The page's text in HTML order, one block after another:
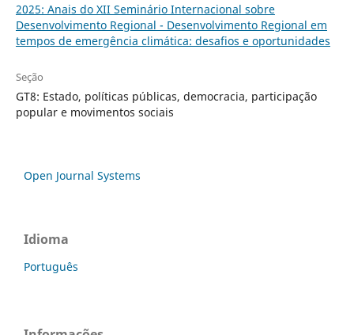
2025: Anais do XII Seminário Internacional sobre
Desenvolvimento Regional - Desenvolvimento Regional em
tempos de emergência climática: desafios e oportunidades
Seção
GT8: Estado, políticas públicas, democracia, participação
popular e movimentos sociais
Open Journal Systems
Idioma
Português